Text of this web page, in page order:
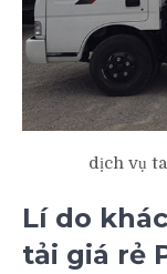
dịch vụ
Lí do
tải giá rẻ